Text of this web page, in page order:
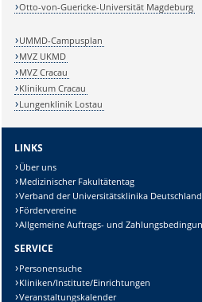
Otto-von-Guericke-Universität Magdeburg
UMMD-Campusplan
MVZ UKMD
MVZ Cracau
Klinikum Cracau
Lungenklinik Lostau
LINKS
Über uns
Medizinischer Fakultätentag
Verband der Universitätsklinika
Fördervereine
Allgemeine Auftrags- und
SERVICE
Personensuche
Kliniken/Institute/Einrichtungen
Veranstaltungskalender